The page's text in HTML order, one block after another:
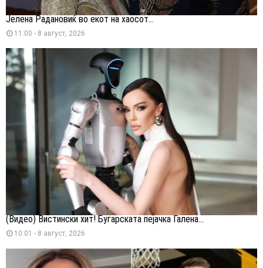
Јелена Радановиќ во екот на хаосот...
11:00 - 8 август, 2026
(Видео) Вистински хит! Бугарската пејачка Галена...
10:01 - 8 август, 2026